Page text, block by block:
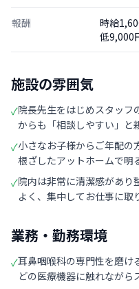
報酬
時給
低9,000
施設の雰囲気
✓院長先生をはじめスタッフ
からも「相談しやすい」と
✓小さなお子様からご年配の
根ざしたアットホームで明
✓院内は非常に清潔感があり
よく、集中してお仕事に取
業務・勤務環境
✓耳鼻咽喉科の専門性を磨け
どの医療機器に触れながら